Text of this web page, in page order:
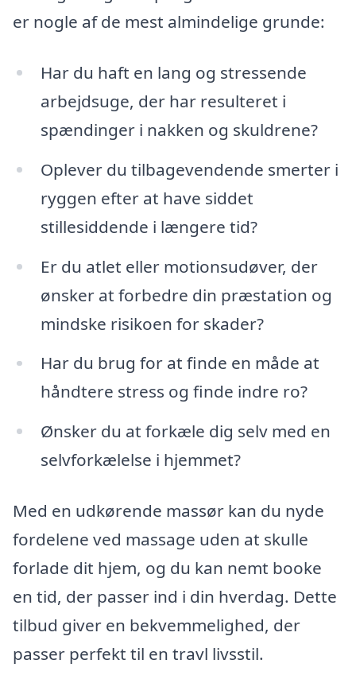
er nogle af de mest almindelige grunde:
Har du haft en lang og stressende
arbejdsuge, der har resulteret i
spændinger i nakken og skuldrene?
Oplever du tilbagevendende smerter i
ryggen efter at have siddet
stillesiddende i længere tid?
Er du atlet eller motionsudøver, der
ønsker at forbedre din præstation og
mindske risikoen for skader?
Har du brug for at finde en måde at
håndtere stress og finde indre ro?
Ønsker du at forkæle dig selv med en
selvforkælelse i hjemmet?
Med en udkørende massør kan du nyde
fordelene ved massage uden at skulle
forlade dit hjem, og du kan nemt booke
en tid, der passer ind i din hverdag. Dette
tilbud giver en bekvemmelighed, der
passer perfekt til en travl livsstil.